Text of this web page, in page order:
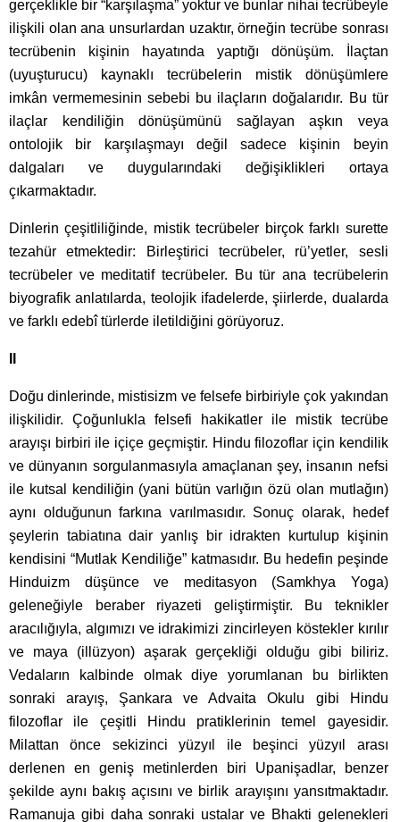
gerçeklikle bir “karşılaşma” yoktur ve bunlar nihai tecrübeyle
ilişkili olan ana unsurlardan uzaktır, örneğin tecrübe sonrası
tecrübenin kişinin hayatında yaptığı dönüşüm. İlaçtan
(uyuşturucu) kaynaklı tecrübelerin mistik dönüşümlere
imkân vermemesinin sebebi bu ilaçların doğalarıdır. Bu tür
ilaçlar kendiliğin dönüşümünü sağlayan aşkın veya
ontolojik bir karşılaşmayı değil sadece kişinin beyin
dalgaları ve duygularındaki değişiklikleri ortaya
çıkarmaktadır.
Dinlerin çeşitliliğinde, mistik tecrübeler birçok farklı surette
tezahür etmektedir: Birleştirici tecrübeler, rü’yetler, sesli
tecrübeler ve meditatif tecrübeler. Bu tür ana tecrübelerin
biyografik anlatılarda, teolojik ifadelerde, şiirlerde, dualarda
ve farklı edebî türlerde iletildiğini görüyoruz.
Doğu dinlerinde, mistisizm ve felsefe birbiriyle çok yakından
ilişkilidir. Çoğunlukla felsefi hakikatler ile mistik tecrübe
arayışı birbiri ile içiçe geçmiştir. Hindu filozoflar için kendilik
ve dünyanın sorgulanmasıyla amaçlanan şey, insanın nefsi
ile kutsal kendiliğin (yani bütün varlığın özü olan mutlağın)
aynı olduğunun farkına varılmasıdır. Sonuç olarak, hedef
şeylerin tabiatına dair yanlış bir idrakten kurtulup kişinin
kendisini “Mutlak Kendiliğe” katmasıdır. Bu hedefin peşinde
Hinduizm düşünce ve meditasyon (Samkhya Yoga)
geleneğiyle beraber riyazeti geliştirmiştir. Bu teknikler
aracılığıyla, algımızı ve idrakimizi zincirleyen köstekler kırılır
ve maya (illüzyon) aşarak gerçekliği olduğu gibi biliriz.
Vedaların kalbinde olmak diye yorumlanan bu birlikten
sonraki arayış, Şankara ve Advaita Okulu gibi Hindu
filozoflar ile çeşitli Hindu pratiklerinin temel gayesidir.
Milattan önce sekizinci yüzyıl ile beşinci yüzyıl arası
derlenen en geniş metinlerden biri Upanişadlar, benzer
şekilde aynı bakış açısını ve birlik arayışını yansıtmaktadır.
Ramanuja gibi daha sonraki ustalar ve Bhakti gelenekleri